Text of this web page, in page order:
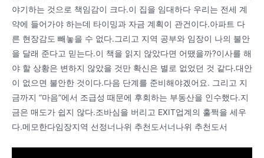
야기하는 것으로 책임감이 크다.이 집을 임대하다 우리는 전세 계
약에 들어가야 하는데 타이밍과 자금 계획이 관건이다.아파트 다
른 현장감도 빼놓을 수 없다.그리고 지역 공부와 임장이 나의 불안
을 달래 준다고 믿는다.이 책을 읽지 않았다면 어땠을까?이사를 해
야 할 상황은 변하지 않았을 것만 확신은 별로 없었던 것 같다.대안
이 없으면 불안한 것이다.다음 단계를 준비해야겠어요. 그리고 지
금까지 “마음”에서 조급성 때문에 후회하는 부동산을 인수했다.지
금은 매도가 쉽지 않다.조바심을 버리고 EXIT업계의 훌쩍을 세우
다.메모한다임장지역 선정너나위 추천도서너나위 추천도서